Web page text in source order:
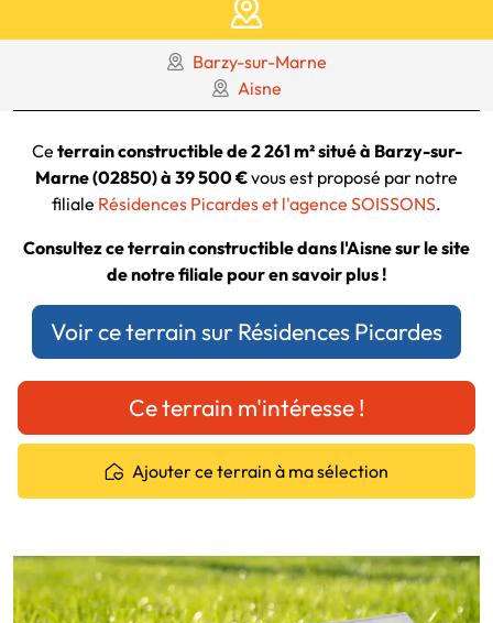
Barzy-sur-Marne
Aisne
Ce terrain constructible de 2 261 m² situé à Barzy-sur-
Marne (02850) à 39 500 €vous est proposé par notre
filiale Résidences Picardes et l'agence SOISSONS.
Consultez ce terrain constructible dans l'Aisne sur le site
de notre filiale pour en savoir plus !
Voir ce terrain sur Résidences Picardes
Ce terrain m'intéresse !
Ajouter ce terrain à ma sélection